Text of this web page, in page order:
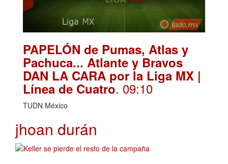
PAPELÓN de Pumas, Atlas y
Pachuca... Atlante y Bravos
DAN LA CARA por la Liga MX |
Línea de Cuatro. 09:10
TUDN México
jhoan durán